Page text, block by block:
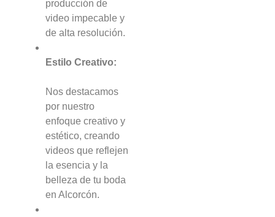
producción de
video impecable y
de alta resolución.
Estilo Creativo:
Nos destacamos
por nuestro
enfoque creativo y
estético, creando
videos que reflejen
la esencia y la
belleza de tu boda
en Alcorcón.